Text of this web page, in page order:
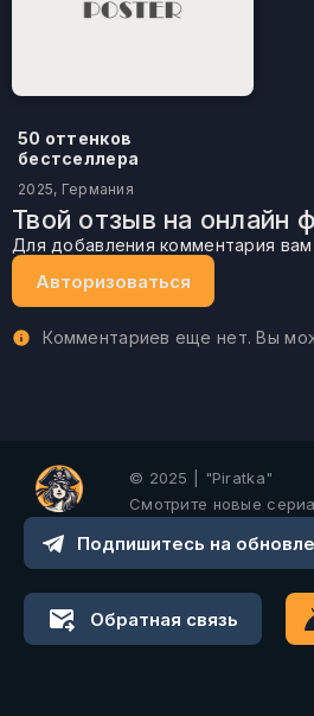
50 оттенков
бестселлера
2025, Германия
Твой отзыв на онлайн
Для добавления комментария
Авторизоваться
Комментариев еще нет. Вы
© 2025 | "Piratka"
Смотрите новые
Подпишитесь на
Обратная связь